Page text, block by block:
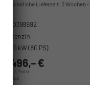
unverbindliche Lieferzeit: 3 Wochen
10398692
Benzin
59 kW (80 PS)
21.496,– €
incl. 20% MwSt.
inkl. NoVA